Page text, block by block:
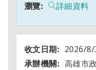
詳細資料
2026/8/
高雄市